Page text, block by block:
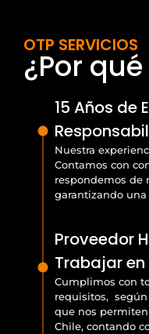
OTP SERVICIOS
¿Por
15 Años de
Nuestra
Contamos con
respondemos de
garantizando
Proveedor
Trabajar
Cumplimos con
requisitos, según
que nos
Chile, contando